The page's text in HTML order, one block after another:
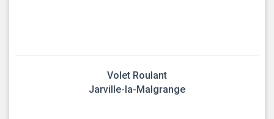
Volet Roulant
Jarville-la-Malgrange